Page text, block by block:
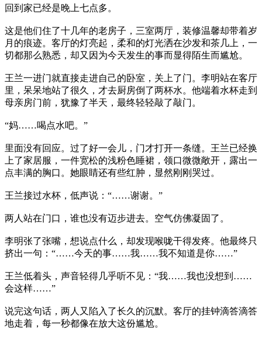
回到家已经是晚上七点多。
这是他们住了十几年的老房子，三室两厅，装修温馨却带着岁
月的痕迹。客厅的灯亮起，柔和的灯光洒在沙发和茶几上，一
切都那么熟悉，却又因为今天发生的事而显得陌生而尴尬。
王兰一进门就直接走进自己的卧室，关上了门。李明站在客厅
里，呆呆地站了很久，才去厨房倒了两杯水。他端着水杯走到
母亲房门前，犹豫了半天，最终轻轻敲了敲门。
“妈……喝点水吧。”
里面没有回应。过了好一会儿，门才打开一条缝。王兰已经换
上了家居服，一件宽松的浅粉色睡裙，领口微微敞开，露出一
点丰满的胸口。她眼睛还有些红肿，显然刚刚哭过。
王兰接过水杯，低声说：“……谢谢。”
两人站在门口，谁也没有迈步进去。空气仿佛凝固了。
李明张了张嘴，想说点什么，却发现喉咙干得发疼。他最终只
挤出一句：“……今天的事……我……我不知道是你……”
王兰低着头，声音轻得几乎听不见：“我……我也没想到……
会这样……”
说完这句话，两人又陷入了长久的沉默。客厅的挂钟滴答滴答
地走着，每一秒都像在放大这份尴尬。